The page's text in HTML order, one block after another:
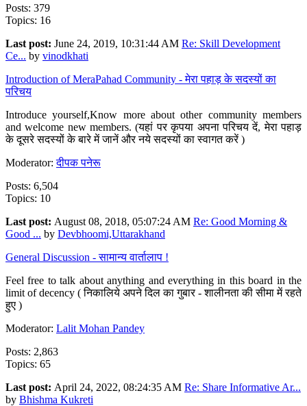
Posts: 379
Topics: 16
Last post: June 24, 2019, 10:31:44 AM Re: Skill Development
Ce... by vinodkhati
Introduction of MeraPahad Community - मेरा पहाड़ के सदस्यों का
परिचय
Introduce yourself,Know more about other community members
and welcome new members. (यहां पर कृपया अपना परिचय दें, मेरा पहाड़
के दूसरे सदस्यों के बारे में जानें और नये सदस्यों का स्वागत करें )
Moderator:दीपक पनेरू
Posts: 6,504
Topics: 10
Last post: August 08, 2018, 05:07:24 AM Re: Good Morning &
Good ... by Devbhoomi,Uttarakhand
General Discussion - सामान्य वार्तालाप !
Feel free to talk about anything and everything in this board in the
limit of decency ( निकालिये अपने दिल का गुबार - शालीनता की सीमा में रहते
हुए )
Moderator: Lalit Mohan Pandey
Posts: 2,863
Topics: 65
Last post: April 24, 2022, 08:24:35 AM Re: Share Informative Ar...
by Bhishma Kukreti